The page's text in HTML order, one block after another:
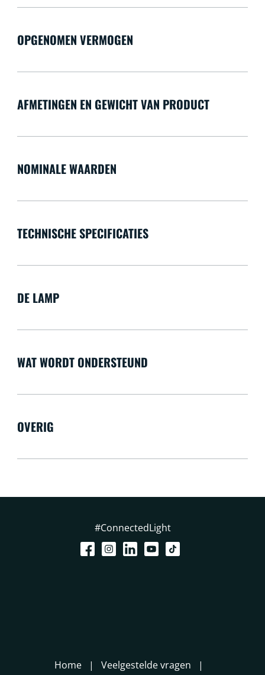
OPGENOMEN VERMOGEN
AFMETINGEN EN GEWICHT VAN PRODUCT
NOMINALE WAARDEN
TECHNISCHE SPECIFICATIES
DE LAMP
WAT WORDT ONDERSTEUND
OVERIG
#ConnectedLight
Home
Veelgestelde vragen